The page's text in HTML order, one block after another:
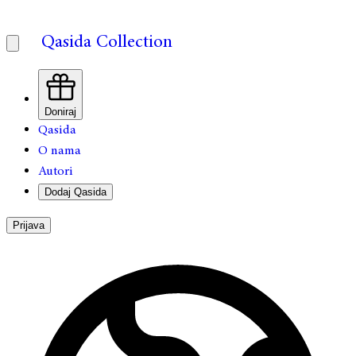
Qasida Collection
Doniraj
Qasida
O nama
Autori
Dodaj Qasida
Prijava